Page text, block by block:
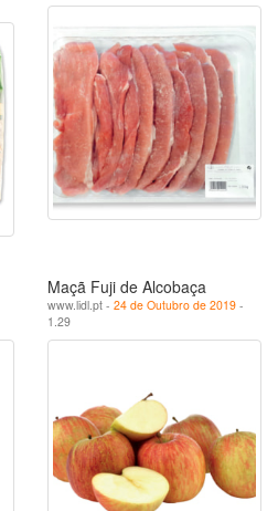
Maçã Fuji de Alcobaça
www.lidl.pt - 24 de Outubro de 2019 -
1.29